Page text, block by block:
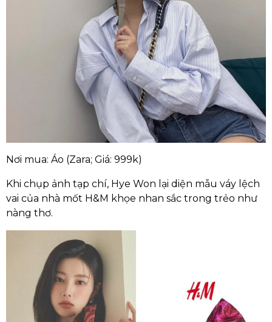
Nơi mua: Áo (Zara; Giá: 999k)
Khi chụp ảnh tạp chí, Hye Won lại diện mẫu váy lệch
vai của nhà mốt H&M khọe nhan sắc trong trẻo như
nàng thơ.